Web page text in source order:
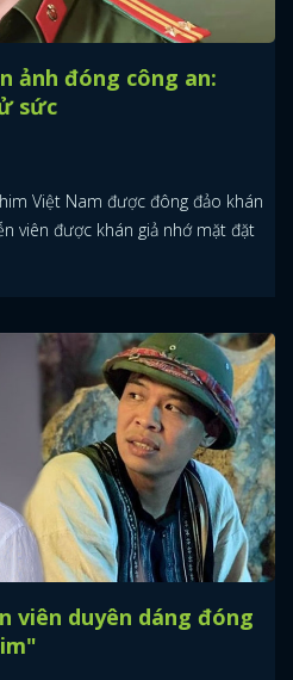
ảnh đóng công an:
sức
Việt Nam được đông đảo khán
viên được khán giả nhớ mặt đặt
viên duyên dáng đóng